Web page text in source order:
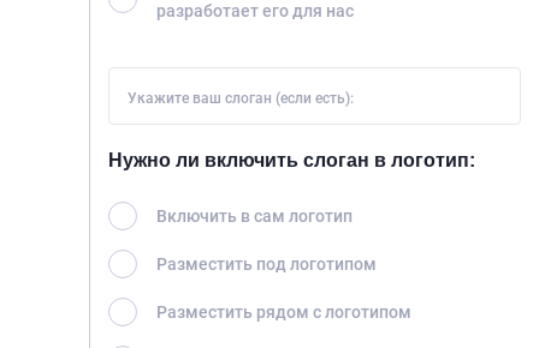
разработает его для нас
Укажите ваш слоган (если есть):
Нужно ли включить слоган в логотип:
Включить в сам логотип
Разместить под логотипом
Разместить рядом с логотипом